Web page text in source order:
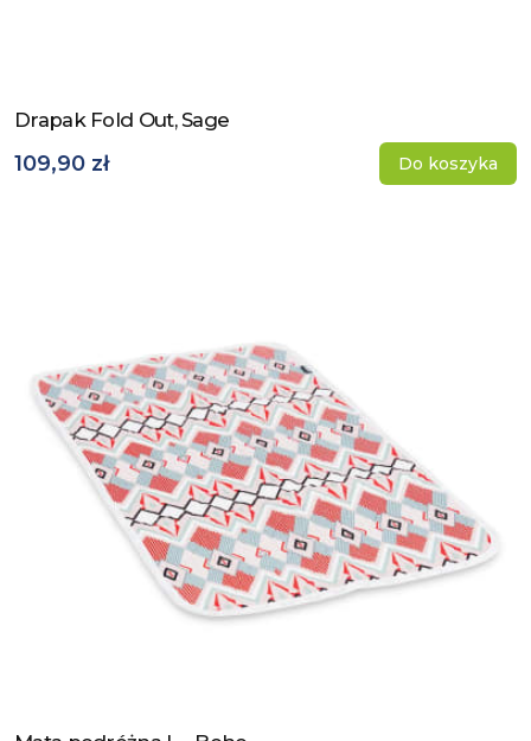
Zobacz produkt
Drapak Fold Out, Sage
109,90 zł Do koszyka